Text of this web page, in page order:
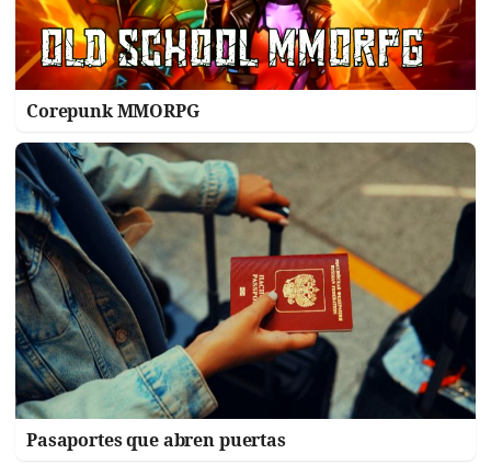
Corepunk MMORPG
Pasaportes que abren puertas